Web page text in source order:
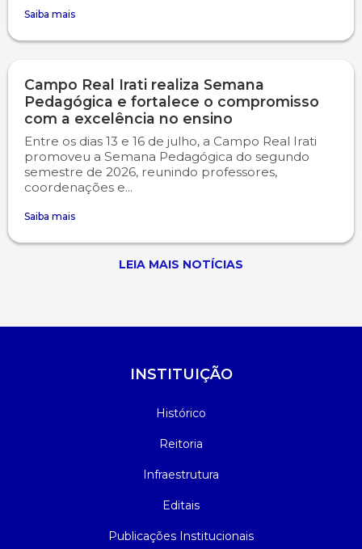
Saiba mais
Campo Real Irati realiza Semana
Pedagógica e fortalece o compromisso
com a excelência no ensino
Entre os dias 13 e 16 de julho, a Campo Real Irati
promoveu a Semana Pedagógica do segundo
semestre de 2026, reunindo professores,
coordenações e...
Saiba mais
LEIA MAIS NOTÍCIAS
INSTITUIÇÃO
Histórico
Reitoria
Infraestrutura
Editais
Publicações Institucionais